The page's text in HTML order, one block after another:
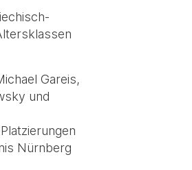
Gareis,
und
Nürnberg